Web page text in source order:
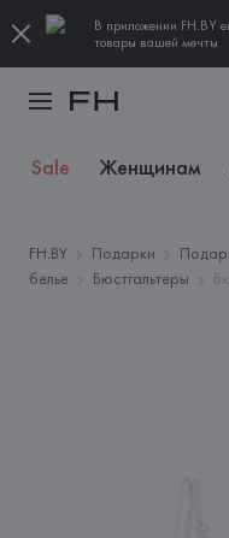
В приложении FH.BY
товары вашей мечты
Sale Женщинам
FH.BY Подарки
белье
Бюстгальтеры